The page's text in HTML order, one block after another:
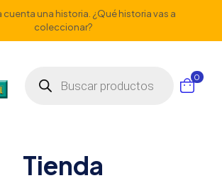
cuenta una historia. ¿Qué historia vas a
coleccionar?
productos
0
Tienda